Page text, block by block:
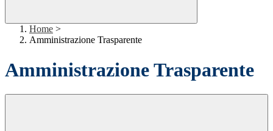
Home >
Amministrazione Trasparente
Amministrazione Trasparente